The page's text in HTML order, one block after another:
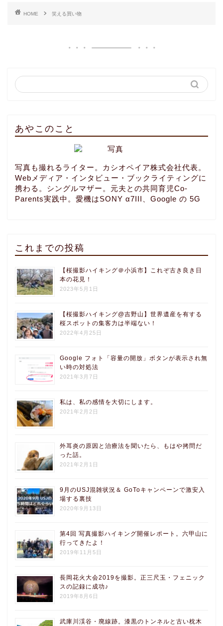
HOME 笑える買い物
あやこのこと
写真も撮れるライター。カシオペイア株式会社代表。
Webメディア・インタビュー・ブックライティングに
携わる。シングルマザー。元夫との共同育児Co-
Parents実践中。愛機はSONY α7III、Google の 5G
これまでの投稿
【桜撮影ハイキング＠小浜市】これぞ古き良き日
本の花見！
2023年5月1日
【桜撮影ハイキング@吉野山】世界遺産を有する
桜スポットの集客力は半端ない！
2022年4月25日
Google フォト「容量の開放」ボタンが表示され無
い時の対処法
2021年3月7日
私は、私の感情を大切にします。
2021年2月2日
外耳炎の原因と治療法を聞いたら、もはや拷問だ
った話。
2021年2月1日
9月のUSJ混雑状況＆ GoToキャンペーンで激安入
場する裏技
2020年9月13日
第4回 写真撮影ハイキング開催レポート。六甲山に
行ってきたよ！
2019年11月5日
長岡花火大会2019を撮影。正三尺玉・フェニック
スの記録に成功♪
2019年8月6日
武庫川渓谷・廃線跡。漆黒のトンネルと古い枕木